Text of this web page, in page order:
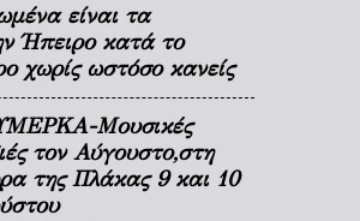
είναι τα
Ήπειρο κατά το
χωρίς ωστόσο κανείς
Μουσικές
τον Αύγουστο,στη
της Πλάκας 9 και 10